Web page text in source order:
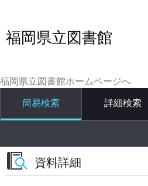
福岡県立図書館
福岡県立図書館ホームページへ
簡易検索 詳細検索
資料詳細